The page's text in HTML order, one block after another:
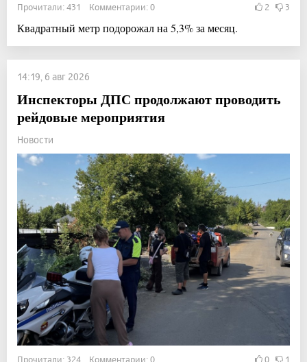
Прочитали: 431 Комментарии: 0 2 3
Квадратный метр подорожал на 5,3% за месяц.
14:19, 6 авг 2026
Инспекторы ДПС продолжают проводить
рейдовые мероприятия
Новости
Прочитали: 324 Комментарии: 0 0 1